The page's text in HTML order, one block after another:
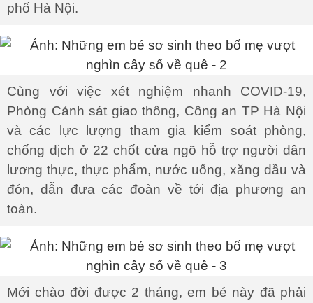
phố Hà Nội.
Cùng với việc xét nghiệm nhanh COVID-19,
Phòng Cảnh sát giao thông, Công an TP Hà Nội
và các lực lượng tham gia kiểm soát phòng,
chống dịch ở 22 chốt cửa ngõ hỗ trợ người dân
lương thực, thực phẩm, nước uống, xăng dầu và
đón, dẫn đưa các đoàn về tới địa phương an
toàn.
Mới chào đời được 2 tháng, em bé này đã phải